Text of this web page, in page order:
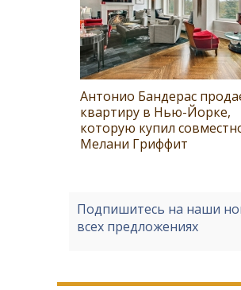
Антонио Бандерас
квартиру в Нью-Йорке,
которую купил
Мелани Гриффит
Подпишитесь на наши
всех предложениях